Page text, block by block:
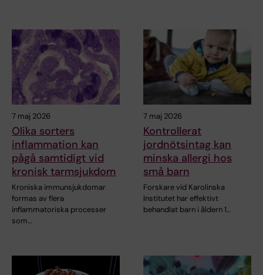
7 maj 2026
Olika sorters
inflammation kan
pågå samtidigt vid
kronisk tarmsjukdom
Kroniska immunsjukdomar
formas av flera
inflammatoriska processer
som…
7 maj 2026
Kontrollerat
jordnötsintag kan
minska allergi hos
små barn
Forskare vid Karolinska
Institutet har effektivt
behandlat barn i åldern 1…